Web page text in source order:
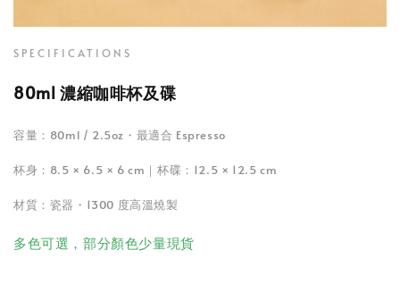
SPECIFICATIONS
80ml 濃縮咖啡杯及碟
容量：80ml / 2.5oz・最適合 Espresso
杯身：8.5 × 6.5 × 6 cm｜杯碟：12.5 × 12.5 cm
材質：瓷器・1300 度高溫燒製
多色可選，部分顏色少量現貨